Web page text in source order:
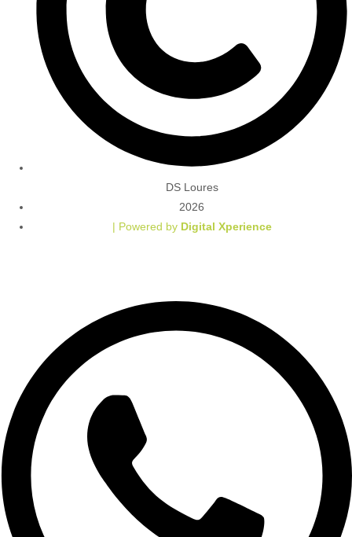
DS Loures
2026
| Powered by Digital Xperience